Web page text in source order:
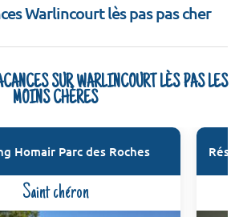
Warlincourt lès pas pas cher
SUR WARLINCOURT LÈS PAS LES
MOINS CHÈRES
Homair Parc des Roches
Saint chéron